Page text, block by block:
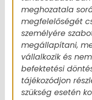
meghozatala
megfelelőségét
személyére
megállapítani,
vállalkozik és
befektetési
tájékozódjon
szükség esetén